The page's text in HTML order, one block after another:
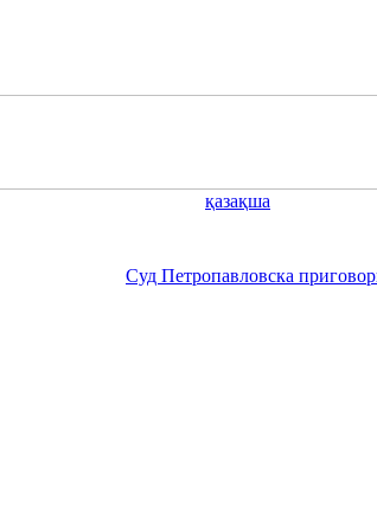
қазақша
Суд Петропавловска